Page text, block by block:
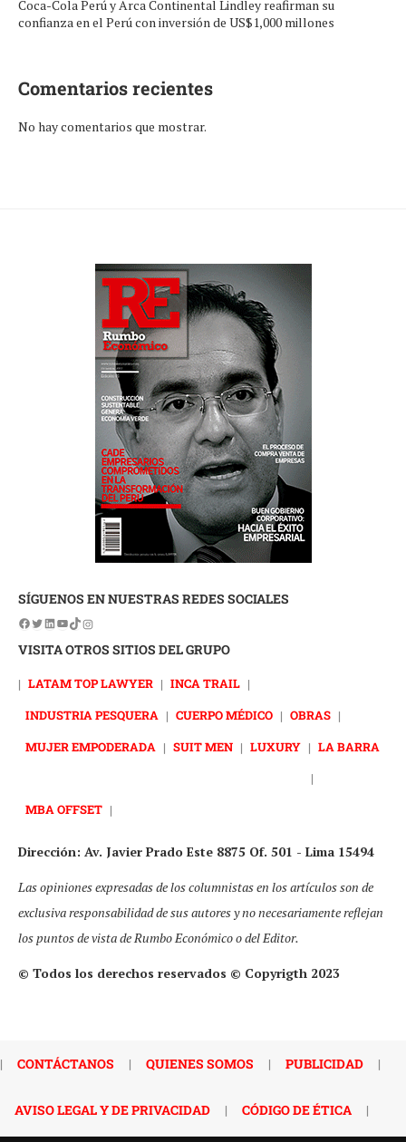
Coca-Cola Perú y Arca Continental Lindley reafirman su
confianza en el Perú con inversión de US$1,000 millones
Comentarios recientes
No hay comentarios que mostrar.
SÍGUENOS EN NUESTRAS REDES SOCIALES
VISITA OTROS SITIOS DEL GRUPO
| LATAM TOP LAWYER | INCA TRAIL |
INDUSTRIA PESQUERA | CUERPO MÉDICO | OBRAS |
MUJER EMPODERADA | SUIT MEN | LUXURY | LA BARRA
|
MBA OFFSET |
Dirección: Av. Javier Prado Este 8875 Of. 501 - Lima 15494
Las opiniones expresadas de los columnistas en los artículos son de
exclusiva responsabilidad de sus autores y no necesariamente reflejan
los puntos de vista de Rumbo Económico o del Editor.
© Todos los derechos reservados © Copyrigth 2023
| CONTÁCTANOS | QUIENES SOMOS | PUBLICIDAD |
AVISO LEGAL Y DE PRIVACIDAD | CÓDIGO DE ÉTICA |